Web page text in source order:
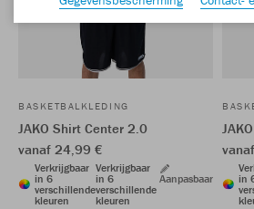
BASKETBALKLEDING
JAKO Shirt Center 2.0
vanaf 24,99 €
Verkrijgbaar
in 6
verschillende
kleuren
Verkrijgbaar
in 6
verschillende
kleuren
Aanpasbaar
in